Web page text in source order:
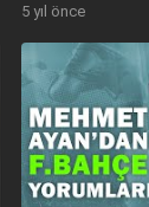
5 yıl önce